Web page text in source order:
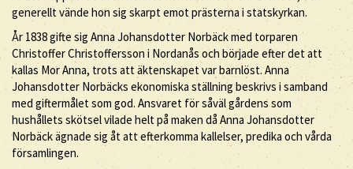
generellt vände hon sig skarpt emot prästerna i statskyrkan.
År 1838 gifte sig Anna Johansdotter Norbäck med torparen
Christoffer Christoffersson i Nordanås och började efter det att
kallas Mor Anna, trots att äktenskapet var barnlöst. Anna
Johansdotter Norbäcks ekonomiska ställning beskrivs i samband
med giftermålet som god. Ansvaret för såväl gårdens som
hushållets skötsel vilade helt på maken då Anna Johansdotter
Norbäck ägnade sig åt att efterkomma kallelser, predika och vårda
församlingen.